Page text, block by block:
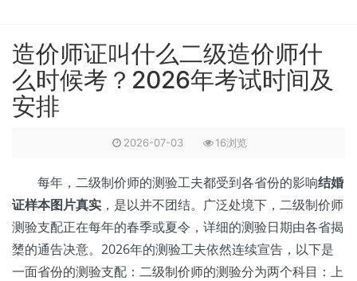
造价师证叫什么二级造价师什
么时候考？2026年考试时间及
安排
2026-07-03 16浏览
每年，二级制价师的测验工夫都受到各省份的影响结婚
证样本图片真实 ，是以并不团结。广泛处境下，二级制价师
测验支配正在每年的春季或夏令，详细的测验日期由各省揭
橥的通告决意。2026年的测验工夫依然连续宣告，以下是
一面省份的测验支配：二级制价师的测验分为两个科目：上